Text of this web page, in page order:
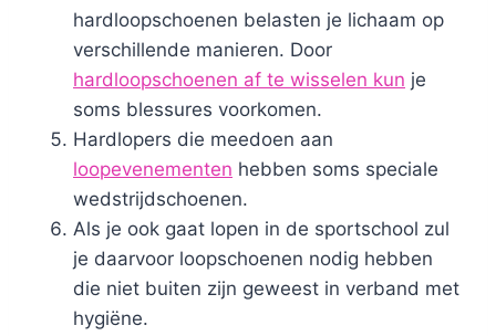
hardloopschoenen belasten je lichaam op
verschillende manieren. Door
hardloopschoenen af te wisselen kun je
soms blessures voorkomen.
Hardlopers die meedoen aan
loopevenementen hebben soms speciale
wedstrijdschoenen.
Als je ook gaat lopen in de sportschool zul
je daarvoor loopschoenen nodig hebben
die niet buiten zijn geweest in verband met
hygiëne.